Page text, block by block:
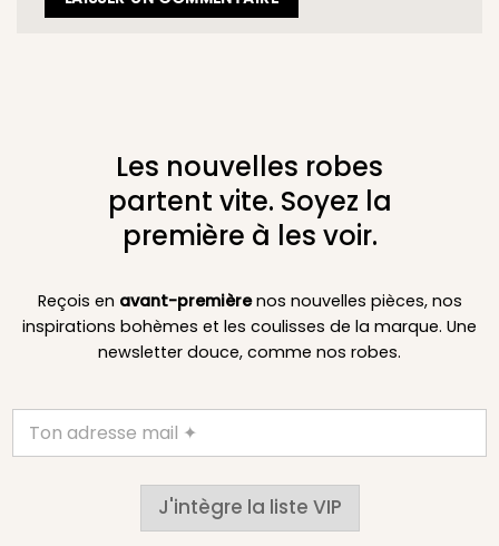
Les nouvelles robes
partent vite. Soyez la
première à les voir.
Reçois en avant-premièrenos nouvelles pièces, nos
inspirations bohèmes et les coulisses de la marque. Une
newsletter douce, comme nos robes.
J'intègre la liste VIP